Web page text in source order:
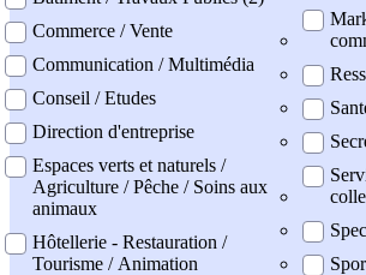
Commerce / Vente
Communication / Multimédia
Conseil / Etudes
Direction d'entreprise
Espaces verts et naturels /
Agriculture / Pêche / Soins aux
animaux
Hôtellerie - Restauration /
Tourisme / Animation